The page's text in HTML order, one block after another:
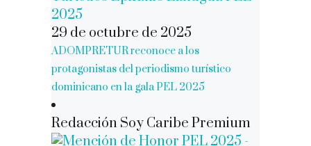
29 de octubre de 2025
ADOMPRETUR reconoce a los
protagonistas del periodismo turístico
dominicano en la gala PEL 2025
Redacción Soy Caribe Premium